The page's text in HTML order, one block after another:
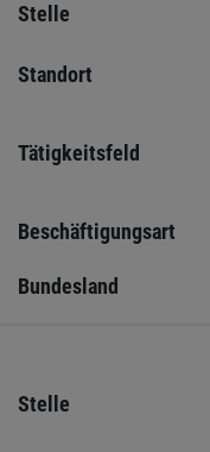
Stelle
Standort
Tätigkeitsfeld
Beschäftigungsart
Bundesland
Stelle